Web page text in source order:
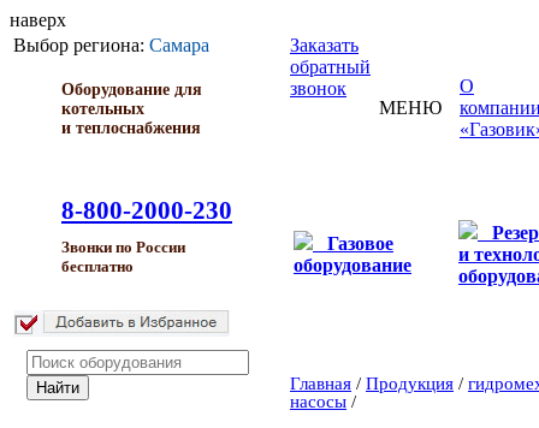
наверх
Выбор региона: Самара
Оборудование для
котельных
и теплоснабжения
8-800-2000-230
Звонки по России
бесплатно
Заказать
обратный
звонок
МЕНЮ
О
Газовое
оборудование
и
Главная / Продукция /
насосы /